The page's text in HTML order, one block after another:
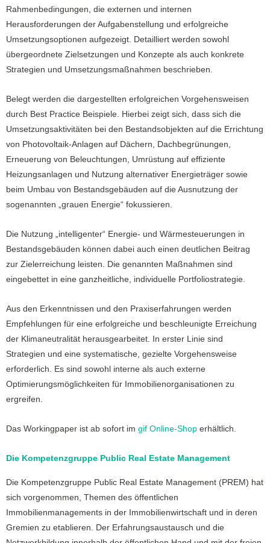
Rahmenbedingungen, die externen und internen
Herausforderungen der Aufgabenstellung und erfolgreiche
Umsetzungsoptionen aufgezeigt. Detailliert werden sowohl
übergeordnete Zielsetzungen und Konzepte als auch konkrete
Strategien und Umsetzungsmaßnahmen beschrieben.
Belegt werden die dargestellten erfolgreichen Vorgehensweisen
durch Best Practice Beispiele. Hierbei zeigt sich, dass sich die
Umsetzungsaktivitäten bei den Bestandsobjekten auf die Errichtung
von Photovoltaik-Anlagen auf Dächern, Dachbegrünungen,
Erneuerung von Beleuchtungen, Umrüstung auf effiziente
Heizungsanlagen und Nutzung alternativer Energieträger sowie
beim Umbau von Bestandsgebäuden auf die Ausnutzung der
sogenannten „grauen Energie“ fokussieren.
Die Nutzung „intelligenter“ Energie- und Wärmesteuerungen in
Bestandsgebäuden können dabei auch einen deutlichen Beitrag
zur Zielerreichung leisten. Die genannten Maßnahmen sind
eingebettet in eine ganzheitliche, individuelle Portfoliostrategie.
Aus den Erkenntnissen und den Praxiserfahrungen werden
Empfehlungen für eine erfolgreiche und beschleunigte Erreichung
der Klimaneutralität herausgearbeitet. In erster Linie sind
Strategien und eine systematische, gezielte Vorgehensweise
erforderlich. Es sind sowohl interne als auch externe
Optimierungsmöglichkeiten für Immobilienorganisationen zu
ergreifen.
Das Workingpaper ist ab sofort im gif Online-Shop erhältlich.
Die Kompetenzgruppe Public Real Estate Management
Die Kompetenzgruppe Public Real Estate Management (PREM) hat
sich vorgenommen, Themen des öffentlichen
Immobilienmanagements in der Immobilienwirtschaft und in deren
Gremien zu etablieren. Der Erfahrungsaustausch und die